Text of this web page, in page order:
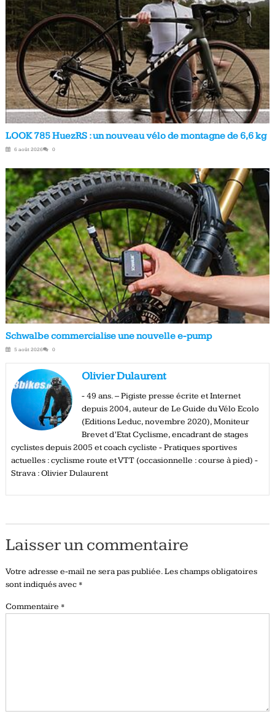
LOOK 785 HuezRS : un nouveau vélo de montagne de 6,6 kg
6 août 2026 0
Schwalbe commercialise une nouvelle e-pump
5 août 2026 0
Olivier Dulaurent
- 49 ans. – Pigiste presse écrite et Internet
depuis 2004, auteur de Le Guide du Vélo Ecolo
(Editions Leduc, novembre 2020), Moniteur
Brevet d’Etat Cyclisme, encadrant de stages
cyclistes depuis 2005 et coach cycliste - Pratiques sportives
actuelles : cyclisme route et VTT (occasionnelle : course à pied) -
Strava : Olivier Dulaurent
Laisser un commentaire
Votre adresse e-mail ne sera pas publiée.Les champs obligatoires
sont indiqués avec *
Commentaire *